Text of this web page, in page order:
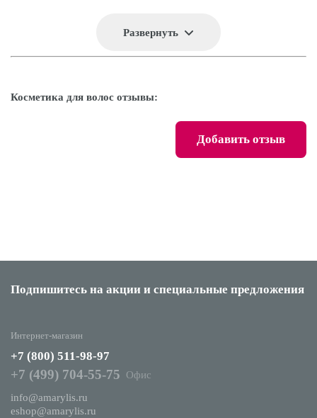
Развернуть
Косметика для волос отзывы:
Добавить отзыв
Подпишитесь на акции и специальные предложения
Интернет-магазин
+7 (800) 511-98-97
+7 (499) 704-55-75
Офис
info@amarylis.ru
eshop@amarylis.ru